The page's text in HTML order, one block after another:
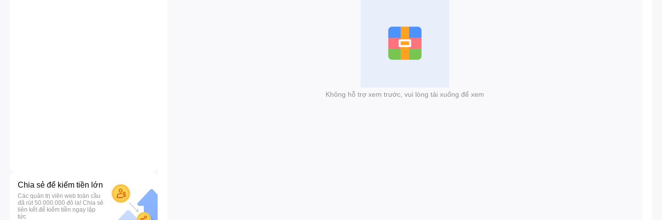
Chia sẻ để kiếm tiền lớn
Các quản trị viên web toàn cầu
đã rút 50.000.000 đô la! Chia sẻ
liên kết để kiếm tiền ngay lập
tức
Không hỗ trợ xem trước, vui lòng tải xuống để xem